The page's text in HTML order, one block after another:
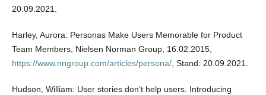
20.09.2021.
Harley, Aurora: Personas Make Users Memorable for Product
Team Members, Nielsen Norman Group, 16.02.2015,
https://www.nngroup.com/articles/persona/, Stand: 20.09.2021.
Hudson, William: User stories don’t help users. Introducing